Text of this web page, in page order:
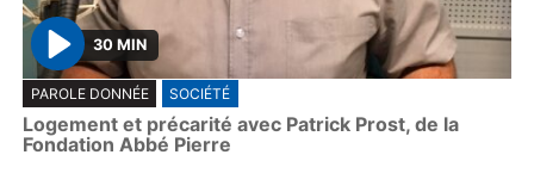
P
l
a
y
30 MIN
PAROLE DONNÉE SOCIÉTÉ
Logement et précarité avec Patrick Prost, de la
Fondation Abbé Pierre